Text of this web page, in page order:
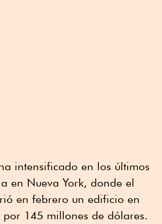
intensificado en los últimos
en Nueva York, donde el
en febrero un edificio en
por 145 millones de dólares.